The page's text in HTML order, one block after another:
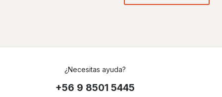
¿Necesitas ayuda?
+56 9 8501 5445